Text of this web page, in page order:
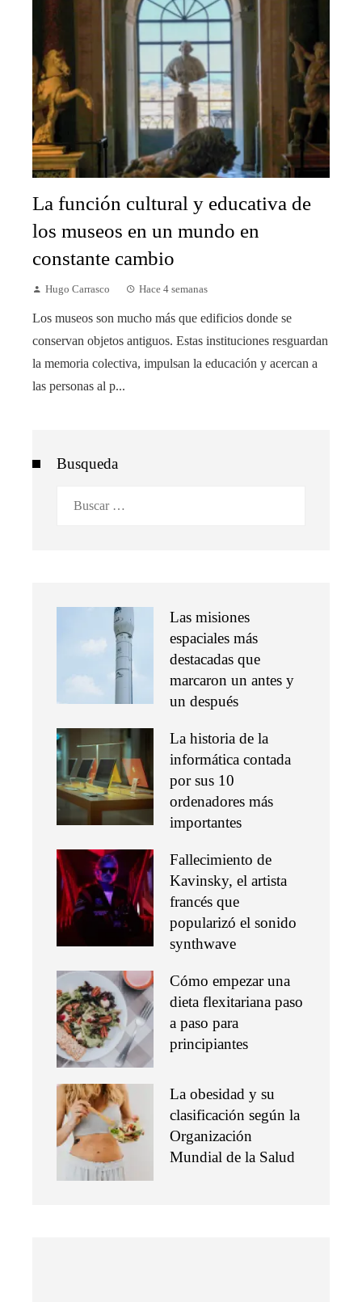
La función cultural y educativa de
los museos en un mundo en
constante cambio
Hugo Carrasco Hace 4 semanas
Los museos son mucho más que edificios donde se
conservan objetos antiguos. Estas instituciones resguardan
la memoria colectiva, impulsan la educación y acercan a
las personas al p...
Busqueda
Las misiones
espaciales más
destacadas que
marcaron un antes y
un después
La historia de la
informática contada
por sus 10
ordenadores más
importantes
Fallecimiento de
Kavinsky, el artista
francés que
popularizó el sonido
synthwave
Cómo empezar una
dieta flexitariana paso
a paso para
principiantes
La obesidad y su
clasificación según la
Organización
Mundial de la Salud